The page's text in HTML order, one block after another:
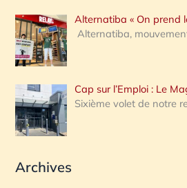
Alternatiba « On prend
Alternatiba,
Cap sur l’Emploi : Le
Sixième volet de notre
Archives